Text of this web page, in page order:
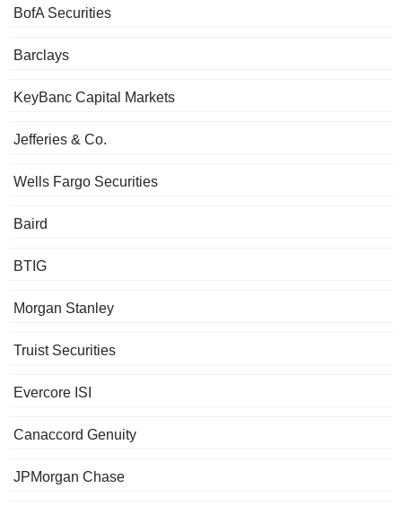
BofA Securities
Barclays
KeyBanc Capital Markets
Jefferies & Co.
Wells Fargo Securities
Baird
BTIG
Morgan Stanley
Truist Securities
Evercore ISI
Canaccord Genuity
JPMorgan Chase